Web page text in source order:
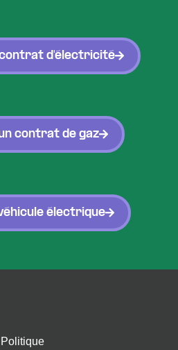
d'électricité
contrat de gaz
électrique
Politique